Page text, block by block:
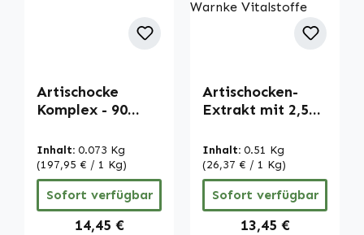
Artischocke
Komplex - 90
hochdosiert &
vegan | Warnke
Vitalstoffe
Inhalt: 0.073 Kg
(197,95 € / 1 Kg)
Sofort verfügbar
Regulärer Preis:
14,45 €
Artischocken-
Extrakt mit 2,5%
Kapseln -
schluckfreundlich
- hochdosiert &
vegan | Warnke
Vitalstoffe
Inhalt: 0.51 Kg
(26,37 € / 1 Kg)
Sofort verfügbar
Regulärer Preis:
13,45 €